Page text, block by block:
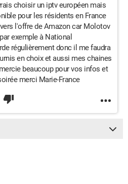
choisir un iptv européen mais
pour les résidents en France
l'offre de Amazon car Molotov
exemple à National
régulièrement donc il me faudra
en choix et aussi mes chaines
beaucoup pour vos infos et
merci Marie-France